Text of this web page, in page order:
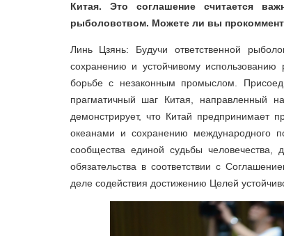
Китая. Это соглашение считается
рыболовством. Можете ли вы
Линь Цзянь: Будучи ответственной
сохранению и устойчивому
борьбе с незаконным промыслом.
прагматичный шаг Китая, направленный
демонстрирует, что Китай предпринимает
океанами и сохранению международного
сообщества единой судьбы человечества,
обязательства в соответствии с
деле содействия достижению Целей